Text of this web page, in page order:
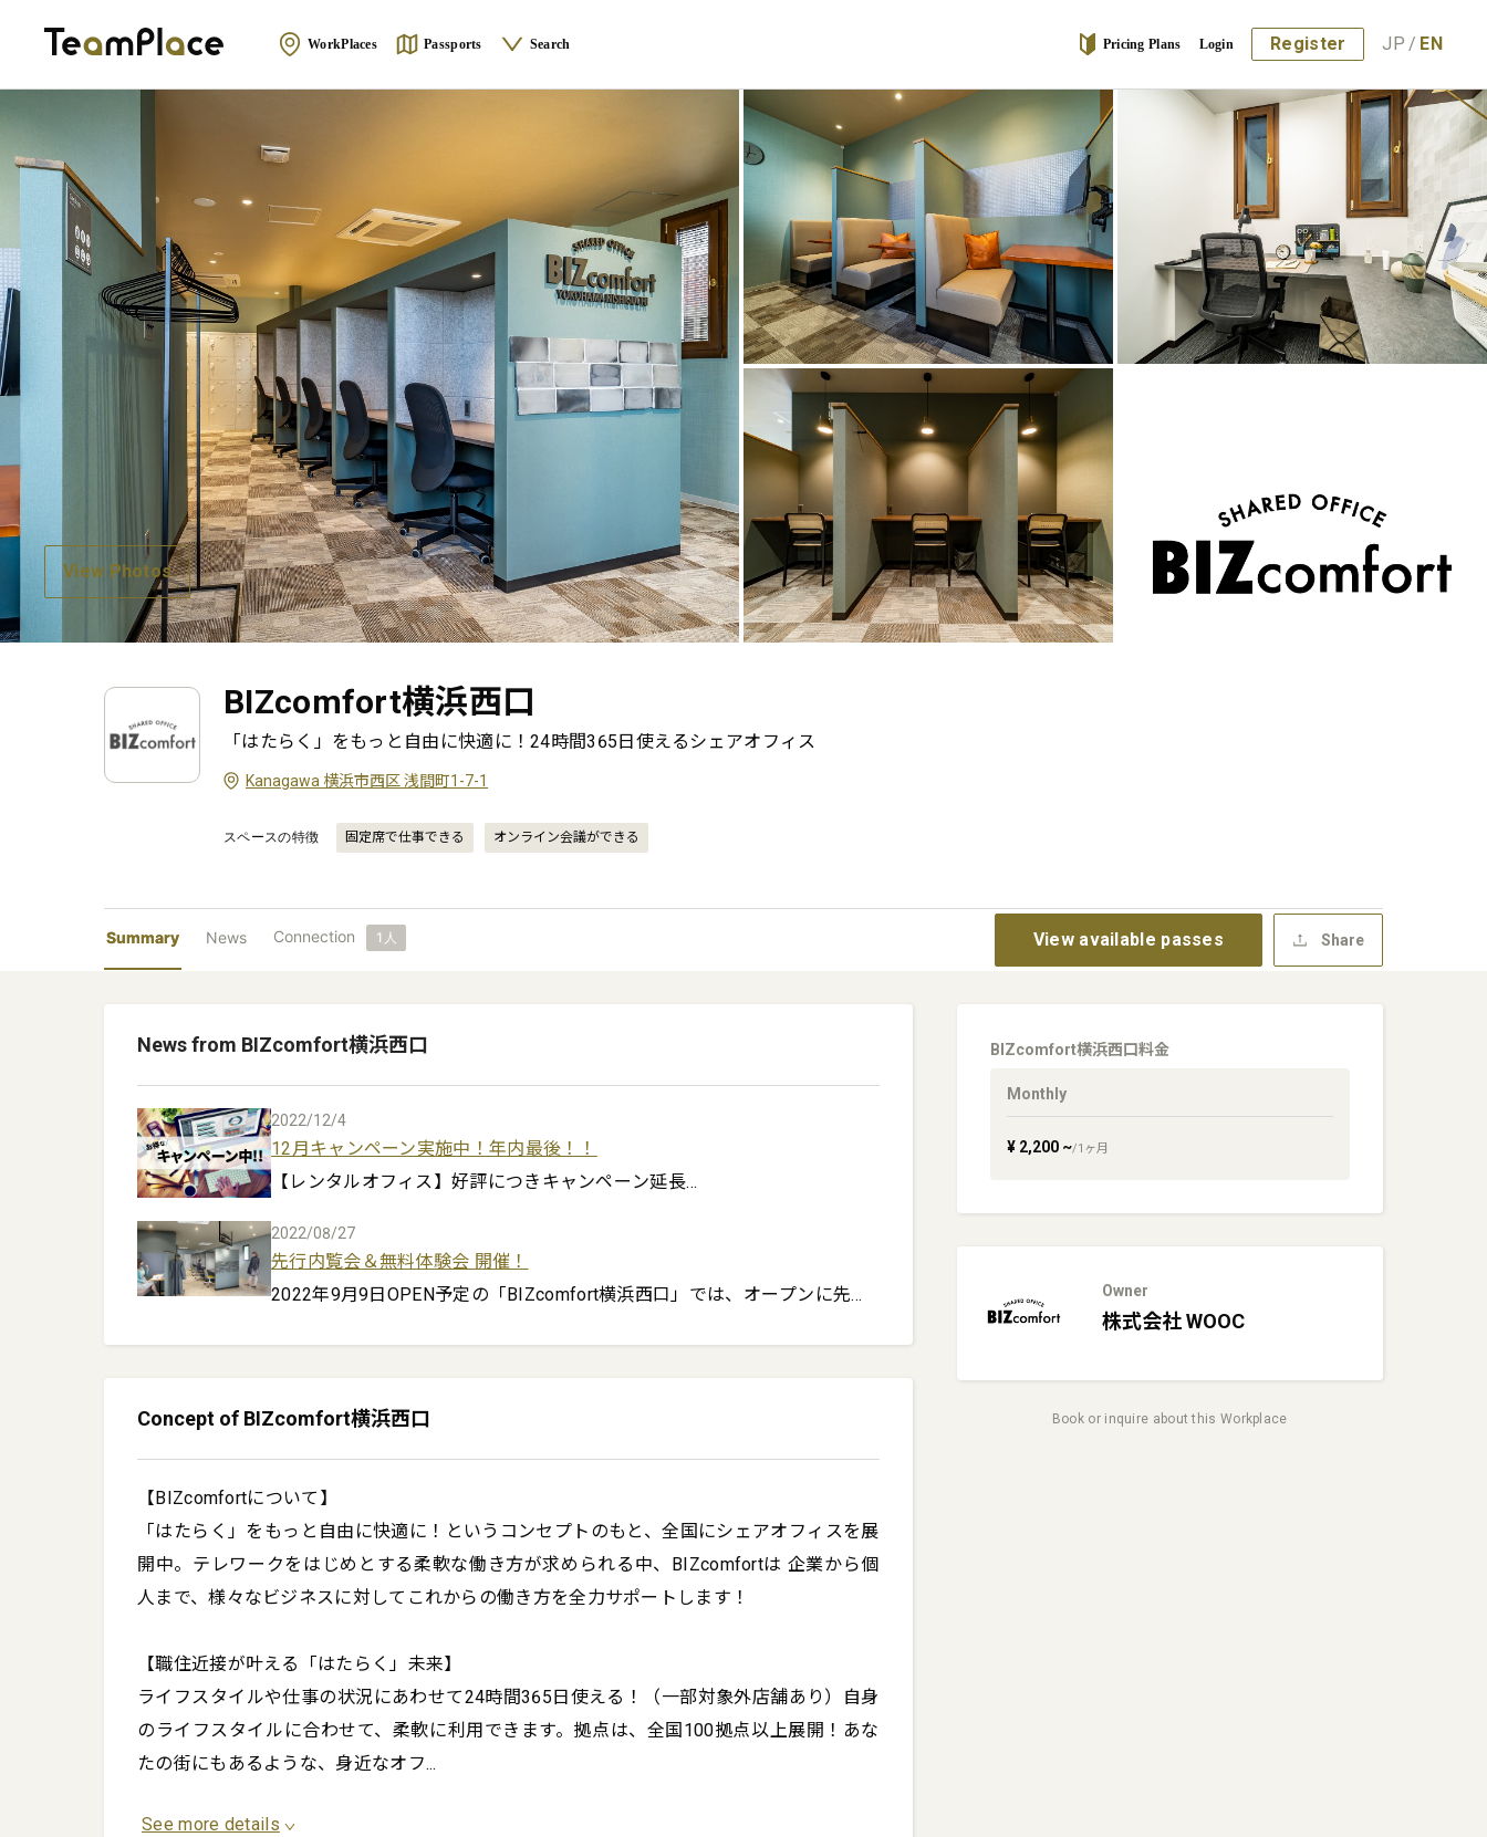
WorkPlaces Passports Search Pricing Plans Login Register JP / EN
View Photos
BIZcomfort横浜西口
「はたらく」をもっと自由に快適に！24時間365日使えるシェアオフィス
Kanagawa 横浜市西区 浅間町1-7-1
スペースの特徴 固定席で仕事できる オンライン会議ができる
Summary News Connection 1 人 View available passes Share
News from BIZcomfort横浜西口
2022/12/4
12月キャンペーン実施中！年内最後！！
【レンタルオフィス】好評につきキャンペーン延長！
【コワーキングスペース】
※予告なく変更・終了する場合がございます。
2022/08/27
先行内覧会＆無料体験会 開催！
2022年9月9日OPEN予定の「BIZcomfort横浜西口」では、オープンに先駆
コワーキングスペースの無料体験会も同時開催します♪
■日時
2022年9月4日（日）、6日（火）、7日（水）、8日（木）
9:30～18:00 （最終受付 17:30）
BIZcomfort 横浜西口
https://bizcomfort.jp/kanagawaken/yokohama-nishiguchi.html
■住所・アクセス
各線「横浜」駅西口 徒歩10分
Concept of BIZcomfort横浜西口
【BIZcomfortについて】
「はたらく」をもっと自由に快適に！というコンセプトのもと、全国にシェアオフィスを展
開中。テレワークをはじめとする柔軟な働き方が求められる中、BIZcomfortは 企業から個
人まで、様々なビジネスに対してこれからの働き方を全力サポートします！
【職住近接が叶える「はたらく」未来】
ライフスタイルや仕事の状況にあわせて24時間365日使える！（一部対象外店舗あり）自身
のライフスタイルに合わせて、柔軟に利用できます。拠点は、全国100拠点以上展開！あな
たの街にもあるような、身近なオフ...
See more details
BIZcomfort横浜西口料金
Monthly
¥ 2,200~/1 ヶ月
Owner
株式会社 WOOC
Book or inquire about this Workplace